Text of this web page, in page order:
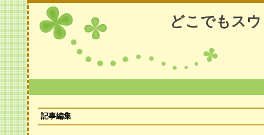
どこでもス
記事編集